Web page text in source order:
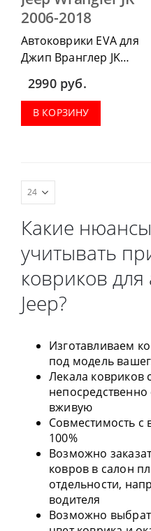
2006-2018
Автоковрики EVA для
Джип Вранглер JK
приобрести в
комплектации:
водительский коврик,
2990 руб.
В КОРЗИНУ
Какие
учитывать
ковриков
Jeep?
Изготавливаем
под модель
Лекала ковриков
вживую
Совместимость
100%
Возможно
ковров в салон
отдельности,
водителя
Возможно